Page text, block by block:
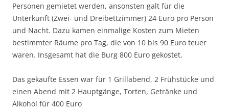
Personen gemietet werden, ansonsten galt für die
Unterkunft (Zwei- und Dreibettzimmer) 24 Euro pro Person
und Nacht. Dazu kamen einmalige Kosten zum Mieten
bestimmter Räume pro Tag, die von 10 bis 90 Euro teuer
waren. Insgesamt hat die Burg 800 Euro gekostet.
Das gekaufte Essen war für 1 Grillabend, 2 Frühstücke und
einen Abend mit 2 Hauptgänge, Torten, Getränke und
Alkohol für 400 Euro